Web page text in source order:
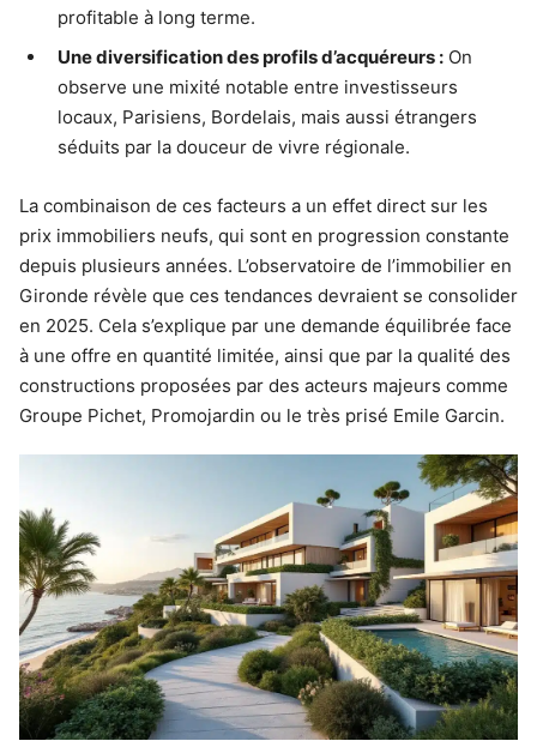
profitable à long terme.
Une diversification des profils d’acquéreurs : On
observe une mixité notable entre investisseurs
locaux, Parisiens, Bordelais, mais aussi étrangers
séduits par la douceur de vivre régionale.
La combinaison de ces facteurs a un effet direct sur les
prix immobiliers neufs, qui sont en progression constante
depuis plusieurs années. L’observatoire de l’immobilier en
Gironde révèle que ces tendances devraient se consolider
en 2025. Cela s’explique par une demande équilibrée face
à une offre en quantité limitée, ainsi que par la qualité des
constructions proposées par des acteurs majeurs comme
Groupe Pichet, Promojardin ou le très prisé Emile Garcin.